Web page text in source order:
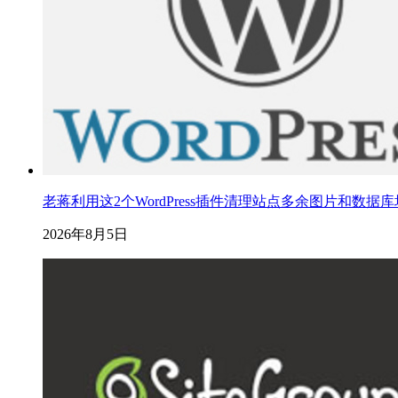
老蒋利用这2个WordPress插件清理站点多余图片和数据
2026年8月5日